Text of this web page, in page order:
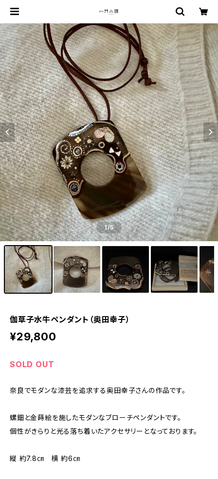
1/5
伽草子水牛ペンダント（奥田幸子）
¥29,800
SOLD OUT
奈良でモダンな漆芸を追求する奥田幸子さんの作品です。
螺鈿と金蒔絵を施したモダンなブローチペンダントです。
個性がきらりと光る落ち着いたアクセサリーとなっております。
縦 約7.8㎝ 横 約6㎝